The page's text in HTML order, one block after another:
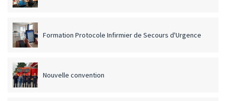
Formation Protocole Infirmier de Secours d'Urgence
Nouvelle convention